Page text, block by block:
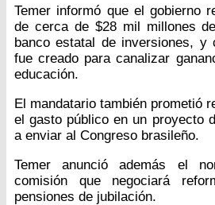
Temer informó que el gobierno
de cerca de $28 mil millones
banco estatal de inversiones, y
fue creado para canalizar
educación.
El mandatario también prometió
el gasto público en un proyecto
a enviar al Congreso brasileño.
Temer anunció además el
comisión que negociará
pensiones de jubilación.